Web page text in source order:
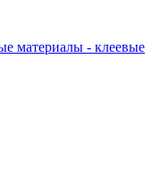
материалы - клеевые